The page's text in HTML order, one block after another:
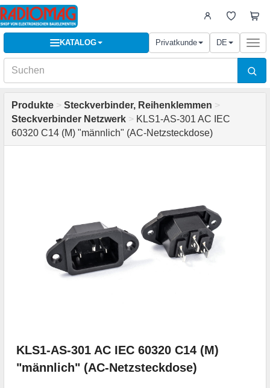
KATALOG Privatkunde DE
Produkte > Steckverbinder, Reihenklemmen >
Steckverbinder Netzwerk > KLS1-AS-301 AC IEC
60320 C14 (M) "männlich" (AC-Netzsteckdose)
KLS1-AS-301 AC IEC 60320 C14 (M)
"männlich" (AC-Netzsteckdose)